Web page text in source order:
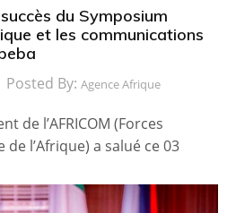
succès du Symposium
et les communications
Posted By: Agence Afrique
de l’AFRICOM (Forces
l’Afrique) a salué ce 03